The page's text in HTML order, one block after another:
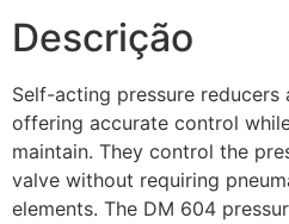
Descrição
Self-acting pressure
offering accurate control
maintain. They control the
valve without requiring
elements. The DM 604